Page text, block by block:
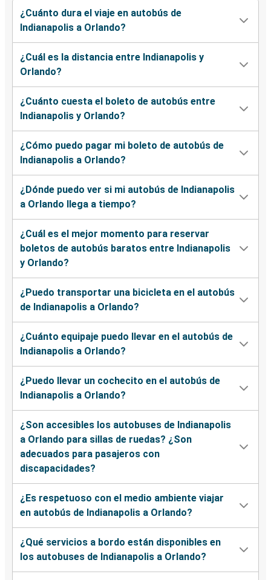
¿Cuánto dura el viaje en autobús de
Indianapolis a Orlando?
¿Cuál es la distancia entre Indianapolis y
Orlando?
¿Cuánto cuesta el boleto de autobús entre
Indianapolis y Orlando?
¿Cómo puedo pagar mi boleto de autobús de
Indianapolis a Orlando?
¿Dónde puedo ver si mi autobús de Indianapolis
a Orlando llega a tiempo?
¿Cuál es el mejor momento para reservar
boletos de autobús baratos entre Indianapolis
y Orlando?
¿Puedo transportar una bicicleta en el autobús
de Indianapolis a Orlando?
¿Cuánto equipaje puedo llevar en el autobús de
Indianapolis a Orlando?
¿Puedo llevar un cochecito en el autobús de
Indianapolis a Orlando?
¿Son accesibles los autobuses de Indianapolis
a Orlando para sillas de ruedas? ¿Son
adecuados para pasajeros con
discapacidades?
¿Es respetuoso con el medio ambiente viajar
en autobús de Indianapolis a Orlando?
¿Qué servicios a bordo están disponibles en
los autobuses de Indianapolis a Orlando?